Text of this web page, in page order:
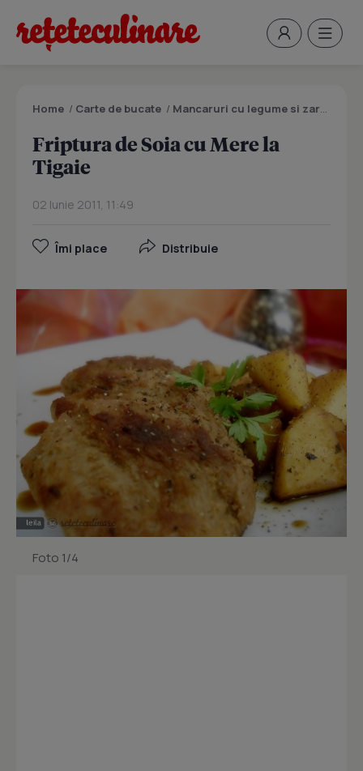
Home / Carte de bucate / Mancaruri cu legume si zarzavaturi
Friptura de Soia cu Mere la
Tigaie
02 Iunie 2011, 11:49
Îmi place Distribuie
Foto 1/4